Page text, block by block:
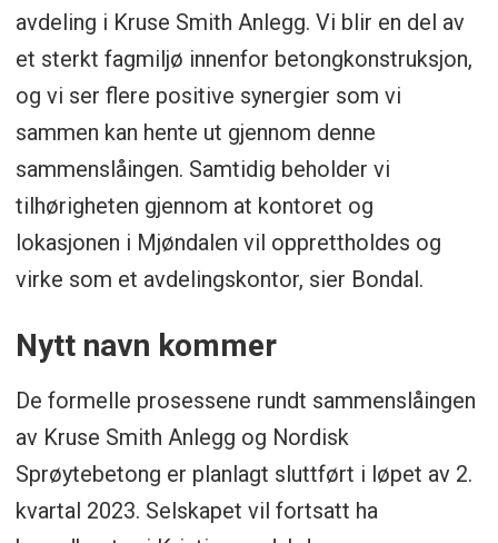
avdeling i Kruse Smith Anlegg. Vi blir en del av
et sterkt fagmiljø innenfor betongkonstruksjon,
og vi ser flere positive synergier som vi
sammen kan hente ut gjennom denne
sammenslåingen. Samtidig beholder vi
tilhørigheten gjennom at kontoret og
lokasjonen i Mjøndalen vil opprettholdes og
virke som et avdelingskontor, sier Bondal.
Nytt navn kommer
De formelle prosessene rundt sammenslåingen
av Kruse Smith Anlegg og Nordisk
Sprøytebetong er planlagt sluttført i løpet av 2.
kvartal 2023. Selskapet vil fortsatt ha